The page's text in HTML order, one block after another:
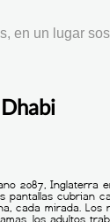
en un lugar